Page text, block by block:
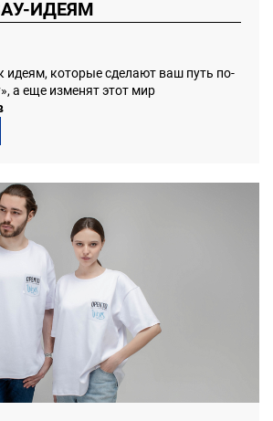
ИДЕЯМ
идеям, которые сделают ваш путь по-
а еще изменят этот мир